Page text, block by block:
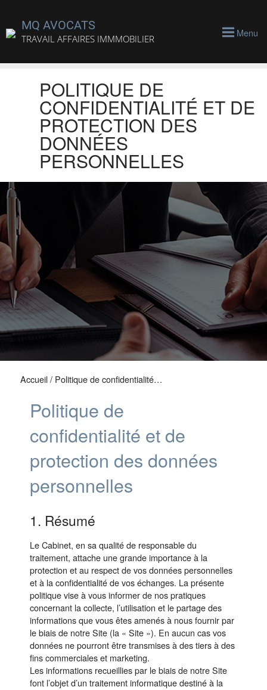
Menu
MQ AVOCATS
TRAVAIL AFFAIRES IMMMOBILIER
POLITIQUE DE
CONFIDENTIALITÉ ET DE
PROTECTION DES
DONNÉES
PERSONNELLES
Accueil / Politique de confidentialité…
Politique de
confidentialité et de
protection des données
personnelles
1. Résumé
Le Cabinet, en sa qualité de responsable du
traitement, attache une grande importance à la
protection et au respect de vos données personnelles
et à la confidentialité de vos échanges. La présente
politique vise à vous informer de nos pratiques
concernant la collecte, l’utilisation et le partage des
informations que vous êtes amenés à nous fournir par
le biais de notre Site (la « Site »). En aucun cas vos
données ne pourront être transmises à des tiers à des
fins commerciales et marketing.
Les informations recueillies par le biais de notre Site
font l’objet d’un traitement informatique destiné à la